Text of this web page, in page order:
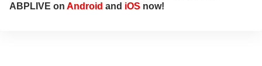
ABPLIVE on Android and iOS now!